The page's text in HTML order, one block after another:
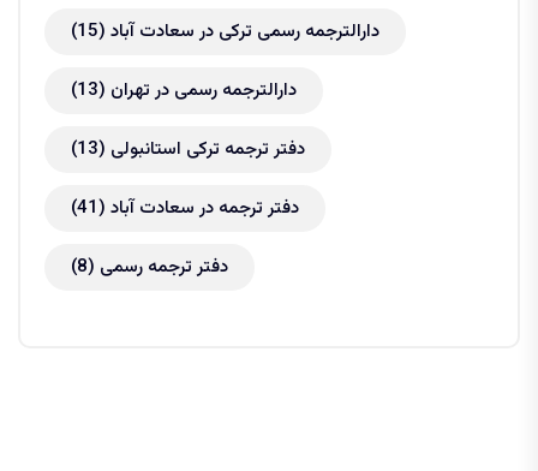
دارالترجمه رسمی ترکی در سعادت آباد (15)
دارالترجمه رسمی در تهران (13)
دفتر ترجمه ترکی استانبولی (13)
دفتر ترجمه در سعادت آباد (41)
دفتر ترجمه رسمی (8)